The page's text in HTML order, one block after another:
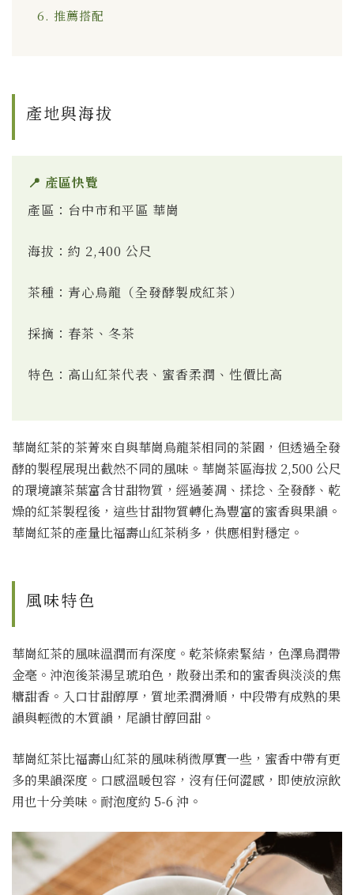
6. 推薦搭配
產地與海拔
📍 產區快覽
產區：台中市和平區 華崗
海拔：約 2,400 公尺
茶種：青心烏龍（全發酵製成紅茶）
採摘：春茶、冬茶
特色：高山紅茶代表、蜜香柔潤、性價比高
華崗紅茶的茶菁來自與華崗烏龍茶相同的茶園，但透過全發
酵的製程展現出截然不同的風味。華崗茶區海拔 2,500 公尺
的環境讓茶葉富含甘甜物質，經過萎凋、揉捻、全發酵、乾
燥的紅茶製程後，這些甘甜物質轉化為豐富的蜜香與果韻。
華崗紅茶的產量比福壽山紅茶稍多，供應相對穩定。
風味特色
華崗紅茶的風味溫潤而有深度。乾茶條索緊結，色澤烏潤帶
金毫。沖泡後茶湯呈琥珀色，散發出柔和的蜜香與淡淡的焦
糖甜香。入口甘甜醇厚，質地柔潤滑順，中段帶有成熟的果
韻與輕微的木質韻，尾韻甘醇回甜。
華崗紅茶比福壽山紅茶的風味稍微厚實一些，蜜香中帶有更
多的果韻深度。口感溫暖包容，沒有任何澀感，即使放涼飲
用也十分美味。耐泡度約 5-6 沖。